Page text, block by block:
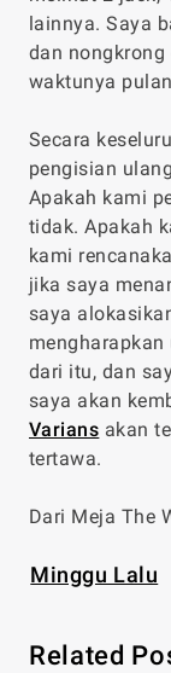
lainnya. Saya
dan nongkrong
waktunya
Secara
pengisian
Apakah kami
tidak. Apakah
kami
jika saya
saya
dari itu, dan
saya akan
Varians akan
tertawa.
Dari Meja The
Minggu Lalu
Related